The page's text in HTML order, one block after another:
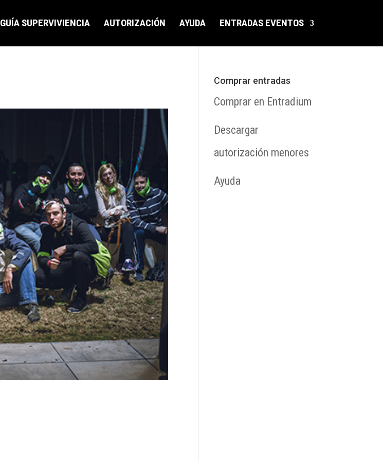
GUÍA SUPERVIVIENCIA AUTORIZACIÓN AYUDA ENTRADAS EVENTOS
Comprar entradas
Comprar en Entradium
Descargar
autorización menores
Ayuda